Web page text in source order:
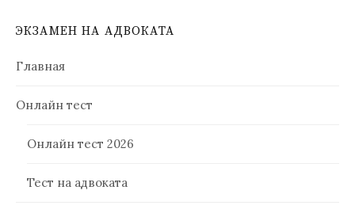
ЭКЗАМЕН НА АДВОКАТА
Главная
Онлайн тест
Онлайн тест 2026
Тест на адвоката